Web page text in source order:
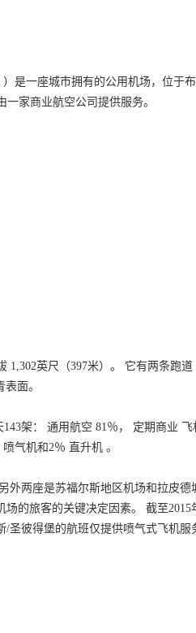
是一座城市拥有的公用机场，位于
家商业航空公司提供服务。
英尺（397米）。 它有两条跑道
面。
架： 通用航空 81％， 定期商业
气机和2％ 直升机 。
两座是苏福尔斯地区机场和拉皮
的旅客的关键决定因素。 截至2015
彼得堡的航班仅提供喷气式飞机服